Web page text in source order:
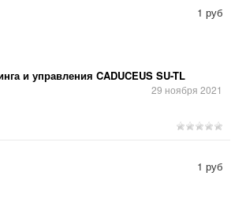
и управления CADUCEUS SU-TL
29 ноября 2021
1 руб
1 руб